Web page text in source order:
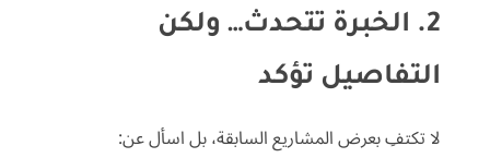
2. الخبرة تتحدث… ولكن
التفاصيل تؤكد
لا تكتفِ بعرض المشاريع السابقة، بل اسأل عن: